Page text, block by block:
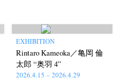
EXHIBITION
Rintaro Kameoka／亀岡 倫
太郎 “奥羽 4”
2026.4.15 – 2026.4.29